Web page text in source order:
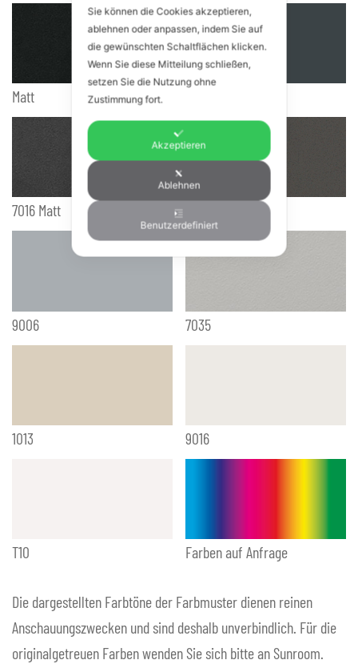
Matt
7016 Matt
9006 7035
1013 9016
T10 Farben auf Anfrage
Die dargestellten Farbtöne der Farbmuster dienen reinen
Anschauungszwecken und sind deshalb unverbindlich. Für die
originalgetreuen Farben wenden Sie sich bitte an Sunroom.
Sie können die Cookies akzeptieren,
ablehnen oder anpassen, indem Sie auf
die gewünschten Schaltflächen klicken.
Wenn Sie diese Mitteilung schließen,
setzen Sie die Nutzung ohne
Zustimmung fort.
Akzeptieren
Ablehnen
Benutzerdefiniert